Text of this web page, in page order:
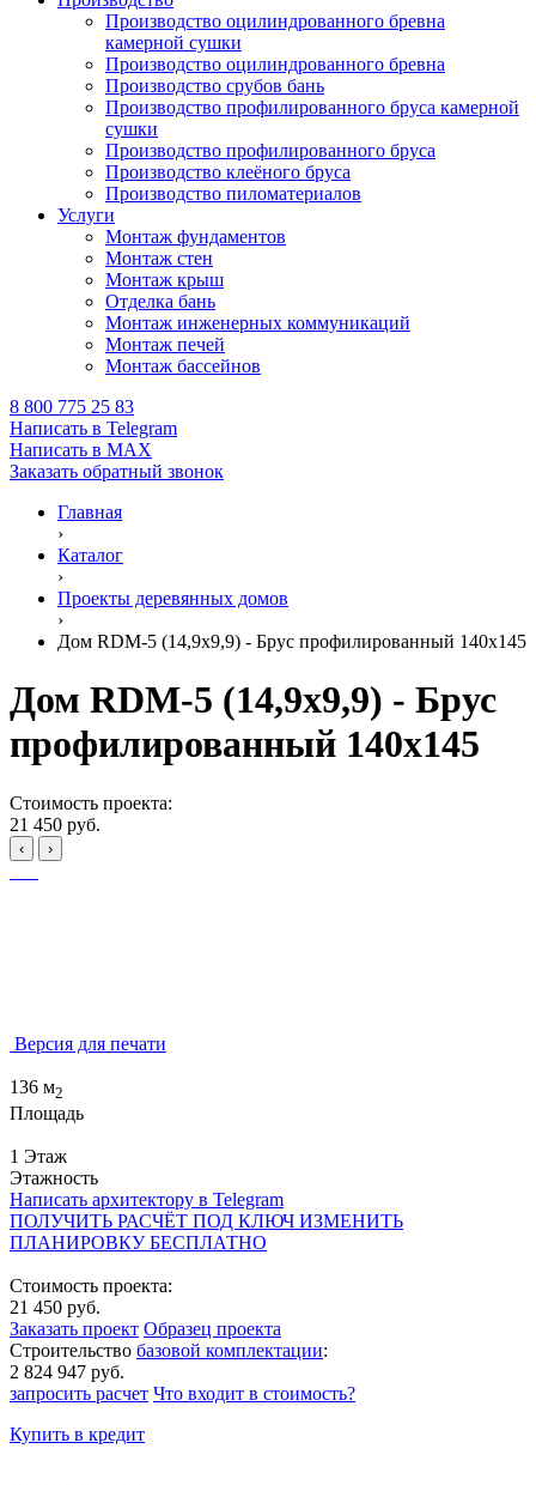
Производство оцилиндрованного бревна
камерной сушки
Производство оцилиндрованного бревна
Производство срубов бань
Производство профилированного бруса камерной
сушки
Производство профилированного бруса
Производство клеёного бруса
Производство пиломатериалов
Услуги
Монтаж фундаментов
Монтаж стен
Монтаж крыш
Отделка бань
Монтаж инженерных коммуникаций
Монтаж печей
Монтаж бассейнов
8 800 775 25 83
Написать в Telegram
Написать в MAX
Заказать обратный звонок
Главная
›
Каталог
›
Проекты деревянных домов
›
Дом RDM-5 (14,9x9,9) - Брус профилированный 140x145
Дом RDM-5 (14,9x9,9) - Брус
профилированный 140x145
Стоимость проекта:
21 450 руб.
‹ ›
Версия для печати
136 м2
Площадь
1 Этаж
Этажность
Написать архитектору в Telegram
ПОЛУЧИТЬ РАСЧЁТ ПОД КЛЮЧ ИЗМЕНИТЬ
ПЛАНИРОВКУ БЕСПЛАТНО
Стоимость проекта:
21 450 руб.
Заказать проект Образец проекта
Строительство базовой комплектации:
2 824 947 руб.
запросить расчет Что входит в стоимость?
Купить в кредит